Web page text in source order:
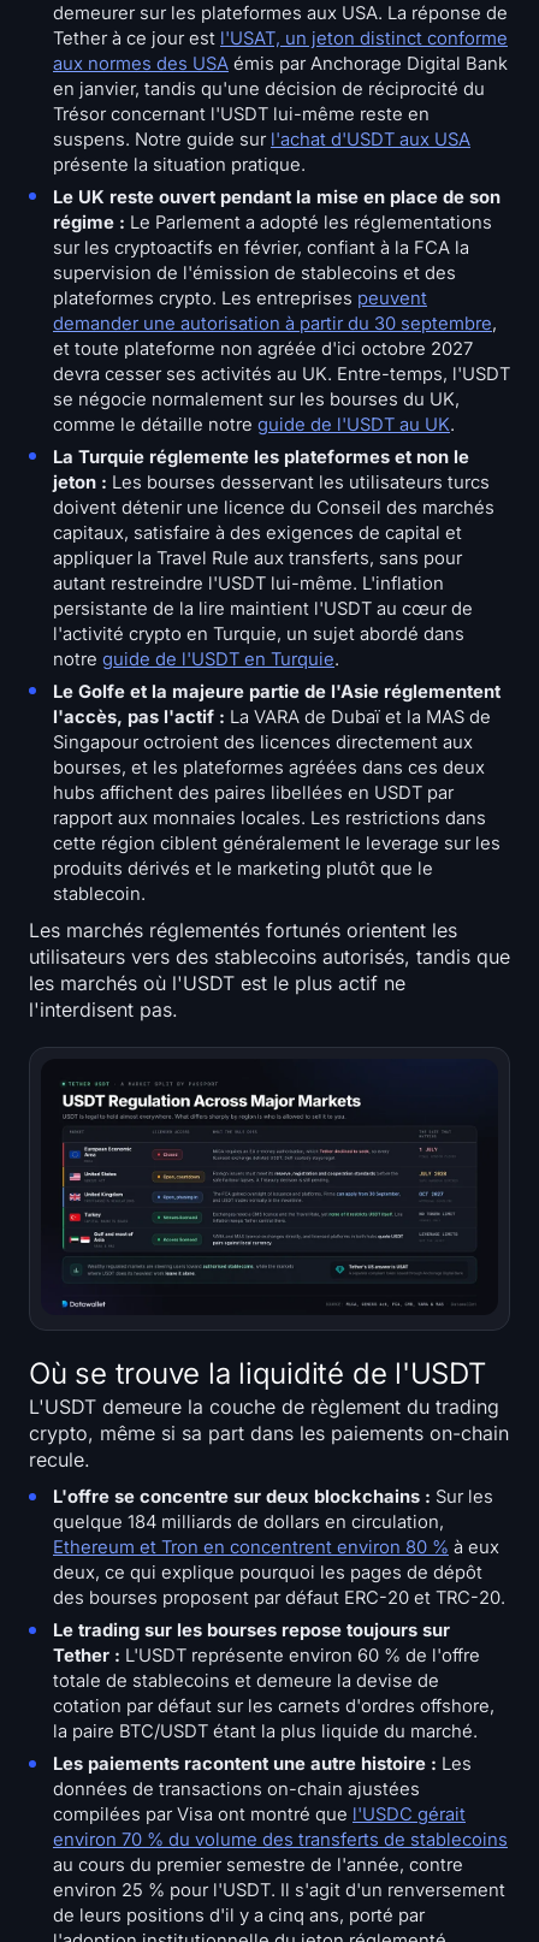
demeurer sur les plateformes aux USA. La réponse de
Tether à ce jour est l'USAT, un jeton distinct conforme
aux normes des USA émis par Anchorage Digital Bank
en janvier, tandis qu'une décision de réciprocité du
Trésor concernant l'USDT lui-même reste en
suspens. Notre guide sur l'achat d'USDT aux USA
présente la situation pratique.
Le UK reste ouvert pendant la mise en place de son
régime : Le Parlement a adopté les réglementations
sur les cryptoactifs en février, confiant à la FCA la
supervision de l'émission de stablecoins et des
plateformes crypto. Les entreprises peuvent
demander une autorisation à partir du 30 septembre,
et toute plateforme non agréée d'ici octobre 2027
devra cesser ses activités au UK. Entre-temps, l'USDT
se négocie normalement sur les bourses du UK,
comme le détaille notre guide de l'USDT au UK.
La Turquie réglemente les plateformes et non le
jeton : Les bourses desservant les utilisateurs turcs
doivent détenir une licence du Conseil des marchés
capitaux, satisfaire à des exigences de capital et
appliquer la Travel Rule aux transferts, sans pour
autant restreindre l'USDT lui-même. L'inflation
persistante de la lire maintient l'USDT au cœur de
l'activité crypto en Turquie, un sujet abordé dans
notre guide de l'USDT en Turquie.
Le Golfe et la majeure partie de l'Asie réglementent
l'accès, pas l'actif : La VARA de Dubaï et la MAS de
Singapour octroient des licences directement aux
bourses, et les plateformes agréées dans ces deux
hubs affichent des paires libellées en USDT par
rapport aux monnaies locales. Les restrictions dans
cette région ciblent généralement le leverage sur les
produits dérivés et le marketing plutôt que le
stablecoin.
Les marchés réglementés fortunés orientent les
utilisateurs vers des stablecoins autorisés, tandis que
les marchés où l'USDT est le plus actif ne
l'interdisent pas.
Où se trouve la liquidité de l'USDT
L'USDT demeure la couche de règlement du trading
crypto, même si sa part dans les paiements on-chain
recule.
L'offre se concentre sur deux blockchains : Sur les
quelque 184 milliards de dollars en circulation,
Ethereum et Tron en concentrent environ 80 % à eux
deux, ce qui explique pourquoi les pages de dépôt
des bourses proposent par défaut ERC-20 et TRC-20.
Le trading sur les bourses repose toujours sur
Tether : L'USDT représente environ 60 % de l'offre
totale de stablecoins et demeure la devise de
cotation par défaut sur les carnets d'ordres offshore,
la paire BTC/USDT étant la plus liquide du marché.
Les paiements racontent une autre histoire : Les
données de transactions on-chain ajustées
compilées par Visa ont montré que l'USDC gérait
environ 70 % du volume des transferts de stablecoins
au cours du premier semestre de l'année, contre
environ 25 % pour l'USDT. Il s'agit d'un renversement
de leurs positions d'il y a cinq ans, porté par